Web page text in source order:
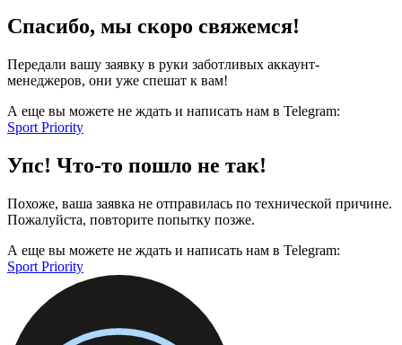
Спасибо, мы скоро свяжемся!
Передали вашу заявку в руки заботливых аккаунт-
менеджеров, они уже спешат к вам!
А еще вы можете не ждать и написать нам в Telegram:
Sport Priority
Упс! Что-то пошло не так!
Похоже, ваша заявка не отправилась по технической причине.
Пожалуйста, повторите попытку позже.
А еще вы можете не ждать и написать нам в Telegram:
Sport Priority